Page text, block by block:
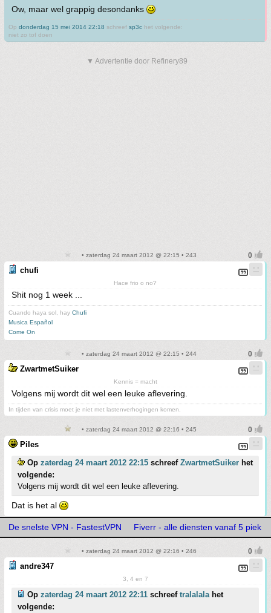
Ow, maar wel grappig desondanks
Op donderdag 15 mei 2014 22:18 schreef sp3c het volgende:
niet zo tof doen
▼ Advertentie door Refinery89
• zaterdag 24 maart 2012 @ 22:15 • 243
chufi
Hace frio o no?
Shit nog 1 week ...
Cuando haya sol, hay Chufi
Musica Español
Come On
• zaterdag 24 maart 2012 @ 22:15 • 244
ZwartmetSuiker
Kennis = macht
Volgens mij wordt dit wel een leuke aflevering.
In tijden van crisis moet je niet met lastenverhogingen komen.
• zaterdag 24 maart 2012 @ 22:16 • 245
Piles
Op zaterdag 24 maart 2012 22:15 schreef ZwartmetSuiker het
volgende:
Volgens mij wordt dit wel een leuke aflevering.
Dat is het al
De snelste VPN - FastestVPN Fiverr - alle diensten vanaf 5 piek
• zaterdag 24 maart 2012 @ 22:16 • 246
andre347
3, 4 en 7
Op zaterdag 24 maart 2012 22:11 schreef tralalalahet
volgende: